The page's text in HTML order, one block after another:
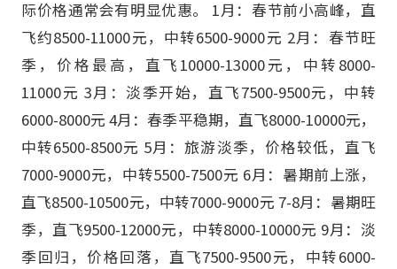
际价格通常会有明显优惠。 1月：春节前小高峰，直
飞约8500-11000元，中转6500-9000元 2月：春节旺
季，价格最高，直飞10000-13000元，中转8000-
11000元 3月：淡季开始，直飞7500-9500元，中转
6000-8000元 4月：春季平稳期，直飞8000-10000元，
中转6500-8500元 5月：旅游淡季，价格较低，直飞
7000-9000元，中转5500-7500元 6月：暑期前上涨，
直飞8500-10500元，中转7000-9000元 7-8月：暑期旺
季，直飞9500-12000元，中转8000-10000元 9月：淡
季回归，价格回落，直飞7500-9500元，中转6000-